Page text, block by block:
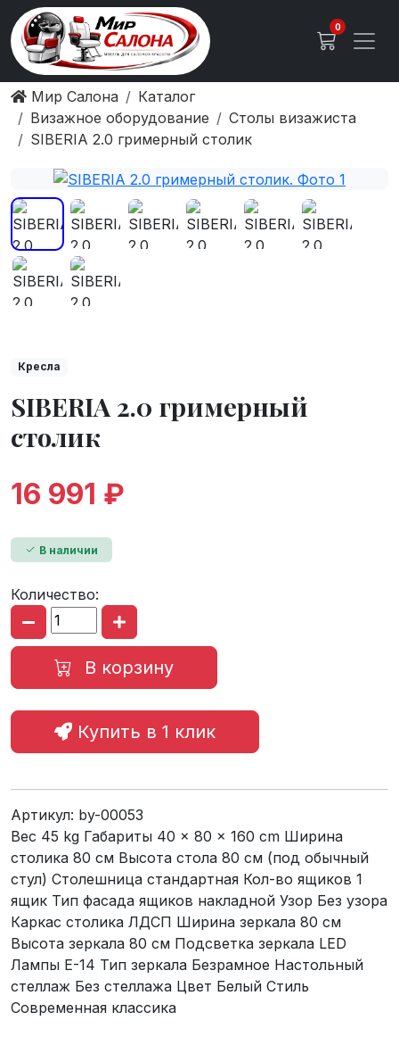
0
Мир Салона
Каталог
Визажное оборудование
Столы визажиста
SIBERIA 2.0 гримерный столик
Кресла
SIBERIA 2.0 гримерный
столик
16 991 ₽
В наличии
Количество:
В корзину
Купить в 1 клик
Артикул: by-00053
Вес 45 kg Габариты 40 × 80 × 160 cm Ширина
столика 80 см Высота стола 80 см (под обычный
стул) Столешница стандартная Кол-во ящиков 1
ящик Тип фасада ящиков накладной Узор Без узора
Каркас столика ЛДСП Ширина зеркала 80 см
Высота зеркала 80 см Подсветка зеркала LED
Лампы E-14 Тип зеркала Безрамное Настольный
стеллаж Без стеллажа Цвет Белый Стиль
Современная классика